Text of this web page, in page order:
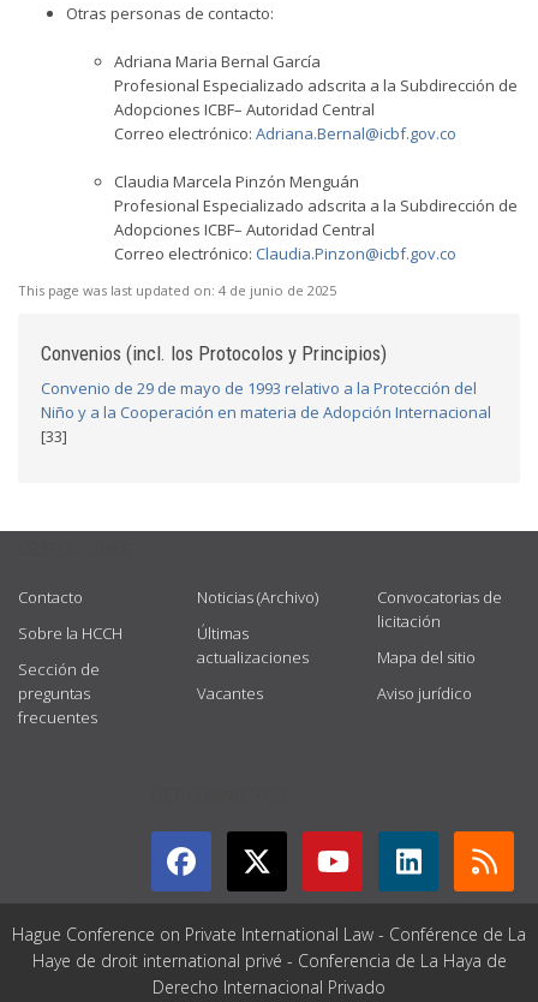
Otras personas de contacto:
Adriana Maria Bernal García
Profesional Especializado adscrita a la Subdirección de
Adopciones ICBF– Autoridad Central
Correo electrónico: Adriana.Bernal@icbf.gov.co
Claudia Marcela Pinzón Menguán
Profesional Especializado adscrita a la Subdirección de
Adopciones ICBF– Autoridad Central
Correo electrónico: Claudia.Pinzon@icbf.gov.co
This page was last updated on: 4 de junio de 2025
Convenios (incl. los Protocolos y Principios)
Convenio de 29 de mayo de 1993 relativo a la Protección del
Niño y a la Cooperación en materia de Adopción Internacional
[33]
Contacto
Sobre la HCCH
Sección de
preguntas
frecuentes
Noticias (Archivo)
Últimas
actualizaciones
Vacantes
Convocatorias de
licitación
Mapa del sitio
Aviso jurídico
Hague Conference on Private International Law - Conférence de La
Haye de droit international privé - Conferencia de La Haya de
Derecho Internacional Privado